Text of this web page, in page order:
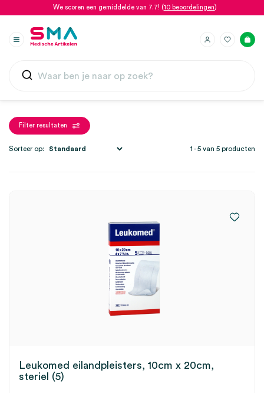
We scoren een gemiddelde van 7.7! (10 beoordelingen)
Filter resultaten
1 - 5 van 5 producten
Sorteer op:
Leukomed eilandpleisters, 10cm x 20cm,
steriel (5)